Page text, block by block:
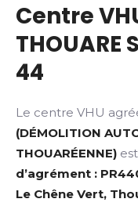
Centre
THOUARE
44
Le centre VHU
(DÉMOLITION
THOUARÉENNE)
d’agrément :
Le Chêne Vert,